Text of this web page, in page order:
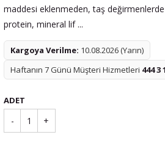
maddesi eklenmeden, taş
protein, mineral lif ...
Kargoya Verilme: 10.08.2026 (Yarın)
Haftanın 7 Günü Müşteri Hizmetleri 444 3
ADET
- 1 +